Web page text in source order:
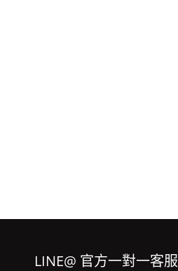
LINE@ 官方一對一客服